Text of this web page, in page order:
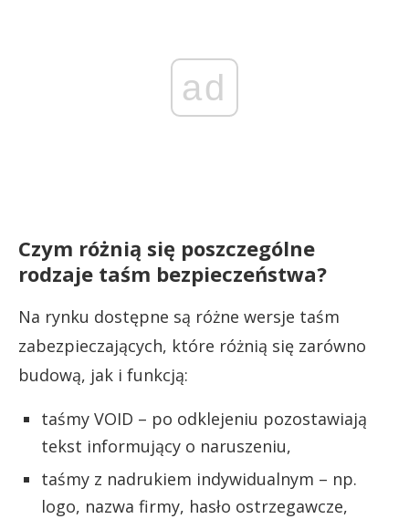
ad
Czym różnią się poszczególne
rodzaje taśm bezpieczeństwa?
Na rynku dostępne są różne wersje taśm
zabezpieczających, które różnią się zarówno
budową, jak i funkcją:
taśmy VOID – po odklejeniu pozostawiają
tekst informujący o naruszeniu,
taśmy z nadrukiem indywidualnym – np.
logo, nazwa firmy, hasło ostrzegawcze,